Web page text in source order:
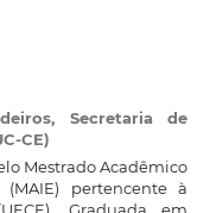
Secretaria de
CE)
Mestrado Acadêmico
pertencente à